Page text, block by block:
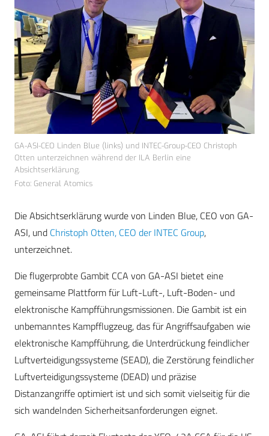
GA-ASI-CEO Linden Blue (links) und INTEC-Group-CEO Christoph
Otten unterzeichnen während der ILA Berlin eine
Absichtserklärung.
Foto: General Atomics
Die Absichtserklärung wurde von Linden Blue, CEO von GA-
ASI, und Christoph Otten, CEO der INTEC Group,
unterzeichnet.
Die flugerprobte Gambit CCA von GA-ASI bietet eine
gemeinsame Plattform für Luft-Luft-, Luft-Boden- und
elektronische Kampfführungsmissionen. Die Gambit ist ein
unbemanntes Kampfflugzeug, das für Angriffsaufgaben wie
elektronische Kampfführung, die Unterdrückung feindlicher
Luftverteidigungssysteme (SEAD), die Zerstörung feindlicher
Luftverteidigungssysteme (DEAD) und präzise
Distanzangriffe optimiert ist und sich somit vielseitig für die
sich wandelnden Sicherheitsanforderungen eignet.